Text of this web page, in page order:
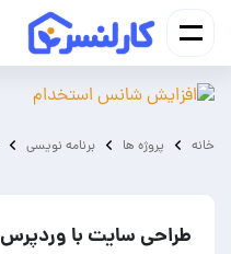
خانه پروژه ها برنامه نویسی
طراحی سایت با وردپرس